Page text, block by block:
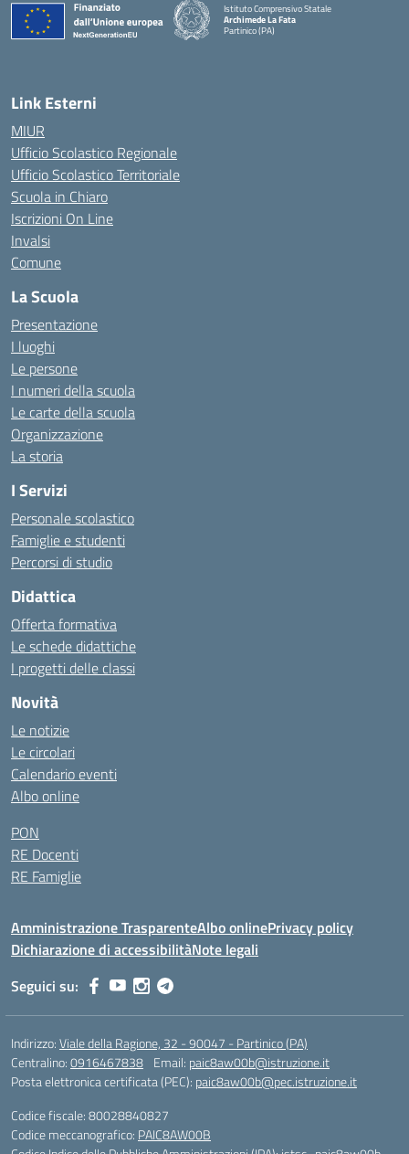
Istituto Comprensivo Statale
Archimede La Fata
Partinico (PA)
Link Esterni
MIUR
Ufficio Scolastico Regionale
Ufficio Scolastico Territoriale
Scuola in Chiaro
Iscrizioni On Line
Invalsi
Comune
La Scuola
Presentazione
I luoghi
Le persone
I numeri della scuola
Le carte della scuola
Organizzazione
La storia
I Servizi
Personale scolastico
Famiglie e studenti
Percorsi di studio
Didattica
Offerta formativa
Le schede didattiche
I progetti delle classi
Novità
Le notizie
Le circolari
Calendario eventi
Albo online
PON
RE Docenti
RE Famiglie
Amministrazione TrasparenteAlbo onlinePrivacy policy
Dichiarazione di accessibilitàNote legali
Seguici su:
Indirizzo:Viale della Ragione, 32 - 90047 - Partinico (PA)
Centralino:0916467838 Email: paic8aw00b@istruzione.it
Posta elettronica certificata (PEC): paic8aw00b@pec.istruzione.it
Codice fiscale: 80028840827
Codice meccanografico: PAIC8AW00B